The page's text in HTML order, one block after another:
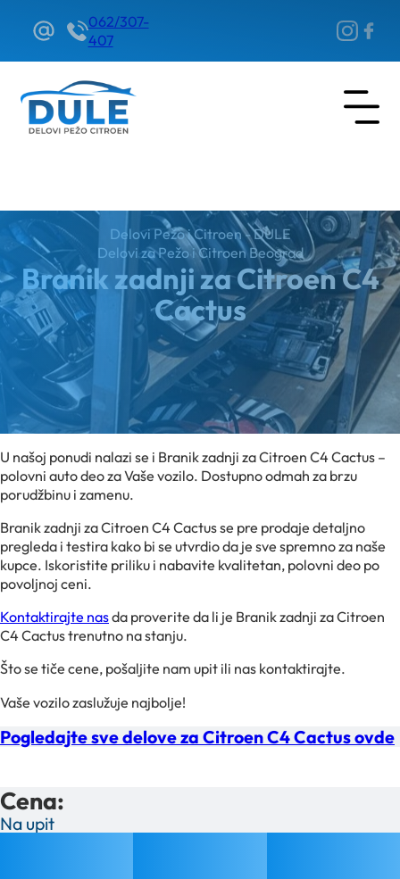
062/307-
407
Branik zadnji za Citroen C4
Cactus
Delovi Pežo i Citroen - DULE
Delovi za Pežo i Citroen Beograd
U našoj ponudi nalazi se i Branik zadnji za Citroen C4 Cactus –
polovni auto deo za Vaše vozilo. Dostupno odmah za brzu
porudžbinu i zamenu.
Branik zadnji za Citroen C4 Cactus se pre prodaje detaljno
pregleda i testira kako bi se utvrdio da je sve spremno za naše
kupce. Iskoristite priliku i nabavite kvalitetan, polovni deo po
povoljnoj ceni.
Kontaktirajte nasda proverite da li je Branik zadnji za Citroen
C4 Cactus trenutno na stanju.
Što se tiče cene, pošaljite nam upit ili nas kontaktirajte.
Vaše vozilo zaslužuje najbolje!
Pogledajte sve delove za Citroen C4 Cactus ovde
Cena:
Na upit